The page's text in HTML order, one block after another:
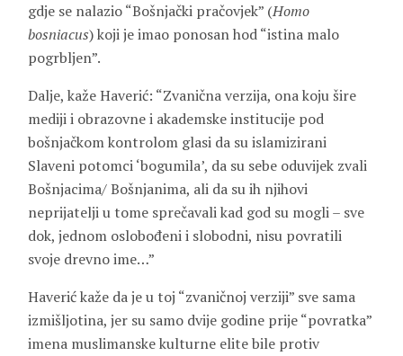
gdje se nalazio “Bošnjački pračovjek” (Homo
bosniacus) koji je imao ponosan hod “istina malo
pogrbljen”.
Dalje, kaže Haverić: “Zvanična verzija, ona koju šire
mediji i obrazovne i akademske institucije pod
bošnjačkom kontrolom glasi da su islamizirani
Slaveni potomci ‘bogumila’, da su sebe oduvijek zvali
Bošnjacima/ Bošnjanima, ali da su ih njihovi
neprijatelji u tome sprečavali kad god su mogli – sve
dok, jednom oslobođeni i slobodni, nisu povratili
svoje drevno ime…”
Haverić kaže da je u toj “zvaničnoj verziji” sve sama
izmišljotina, jer su samo dvije godine prije “povratka”
imena muslimanske kulturne elite bile protiv